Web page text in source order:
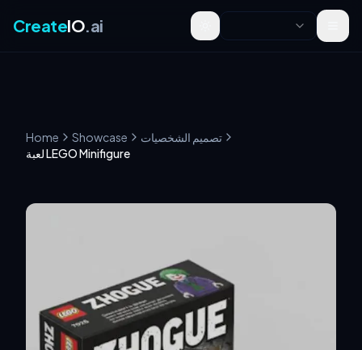
CreateIO.ai Toggle theme
Home Showcase
تصميم الشخصيات
لعبة LEGO Minifigure